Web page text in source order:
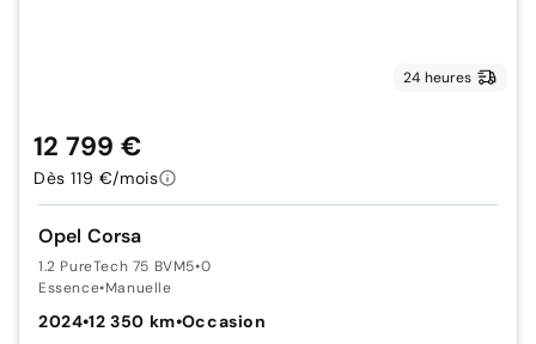
24 heures
Opel Corsa
1.2 PureTech 75 BVM5•0
Essence•Manuelle
2024•12 350 km•Occasion
12 799 €
Dès 119 €/mois